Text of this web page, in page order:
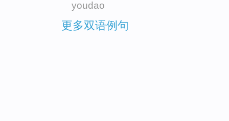
youdao
更多双语例句